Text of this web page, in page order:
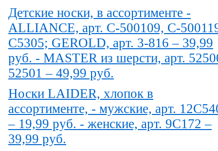
Детские носки, в ассортименте -
ALLIANCE, арт. С-500109, С-
C5305; GEROLD, арт. 3-816 – 39,99
руб. - MASTER из шерсти, арт.
52501 – 49,99 руб.
Носки LAIDER, хлопок в
ассортименте, - мужские, арт.
– 19,99 руб. - женские, арт. 9С172 –
39,99 руб.